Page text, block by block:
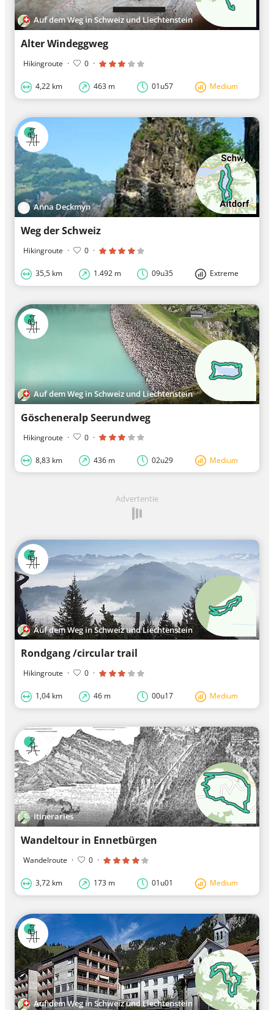
Auf dem Weg in Schweiz und Liechtenstein
Alter Windeggweg
Hikingroute · 0 ·
4,22 km 463 m 01u57 Medium
Anna Deckmyn
Weg der Schweiz
Hikingroute · 0 ·
35,5 km 1.492 m 09u35 Extreme
Auf dem Weg in Schweiz und Liechtenstein
Göscheneralp Seerundweg
Hikingroute · 0 ·
8,83 km 436 m 02u29 Medium
Advertentie
Auf dem Weg in Schweiz und Liechtenstein
Rondgang /circular trail
Hikingroute · 0 ·
1,04 km 46 m 00u17 Medium
Itineraries
Wandeltour in Ennetbürgen
Wandelroute · 0 ·
3,72 km 173 m 01u01 Medium
Auf dem Weg in Schweiz und Liechtenstein